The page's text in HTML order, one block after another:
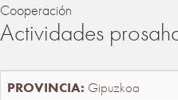
Cooperación
Actividades
Gipuzkoa